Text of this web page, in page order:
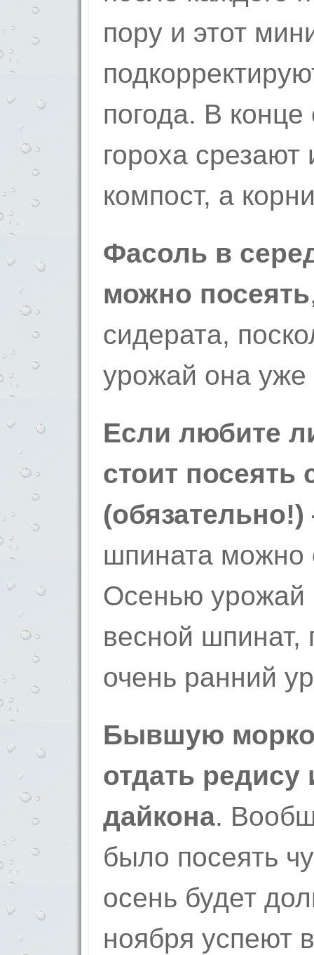
пору и этот
погода. В конце
гороха
компост, а
Фасоль в
можно посеять
сидерата,
урожай она уже
Если любите
стоит посеять
шпината можно
Осенью урожай
весной шпинат,
очень ранний
Бывшую
отдать
дайкона.
было посеять
осень будет
ноября успеют